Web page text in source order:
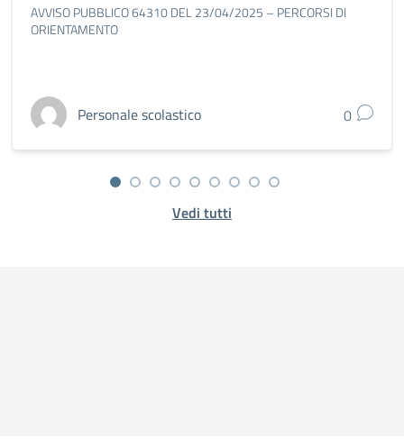
AVVISO PUBBLICO 64310 DEL 23/04/2025 – PERCORSI DI
ORIENTAMENTO
Personale scolastico 0
Vedi tutti